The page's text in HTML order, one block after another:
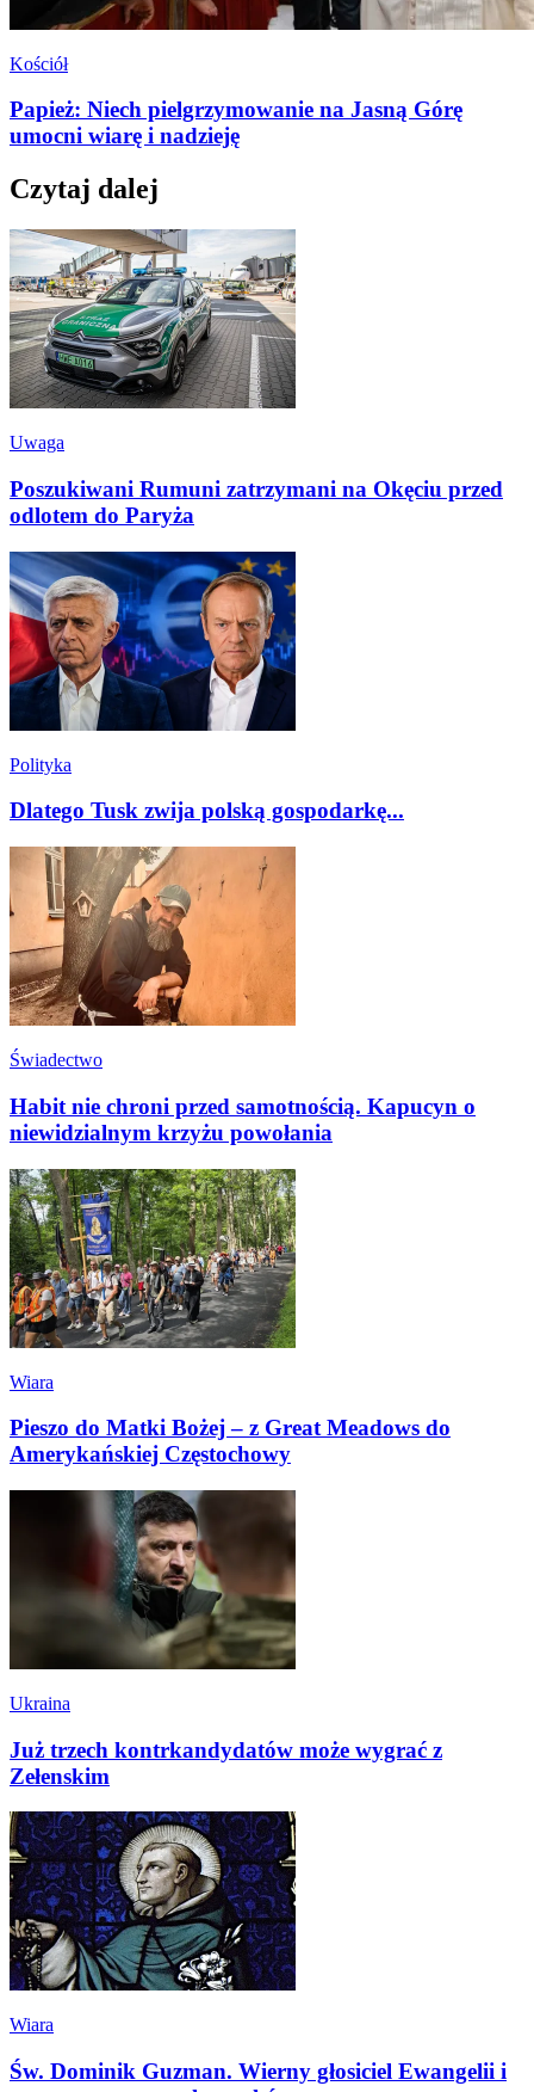
Kościół
Papież: Niech pielgrzymowanie na Jasną Górę
umocni wiarę i nadzieję
Czytaj dalej
Uwaga
Poszukiwani Rumuni zatrzymani na Okęciu przed
odlotem do Paryża
Polityka
Dlatego Tusk zwija polską gospodarkę...
Świadectwo
Habit nie chroni przed samotnością. Kapucyn o
niewidzialnym krzyżu powołania
Wiara
Pieszo do Matki Bożej – z Great Meadows do
Amerykańskiej Częstochowy
Ukraina
Już trzech kontrkandydatów może wygrać z
Zełenskim
Wiara
Św. Dominik Guzman. Wierny głosiciel Ewangelii i